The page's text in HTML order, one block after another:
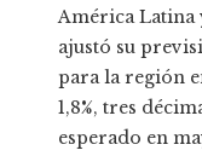
América Latina
ajustó su
para la región
1,8%, tres
esperado en